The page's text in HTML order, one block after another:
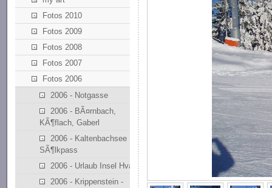
Fotos 2010
Fotos 2009
Fotos 2008
Fotos 2007
Fotos 2006
2006 - Notgasse
2006 - BÃ¤rnbach,
KÃ¶flach, Gaberl
2006 - Kaltenbachsee
SÃ¶lkpass
2006 - Urlaub Insel Hvar
2006 - Krippenstein -